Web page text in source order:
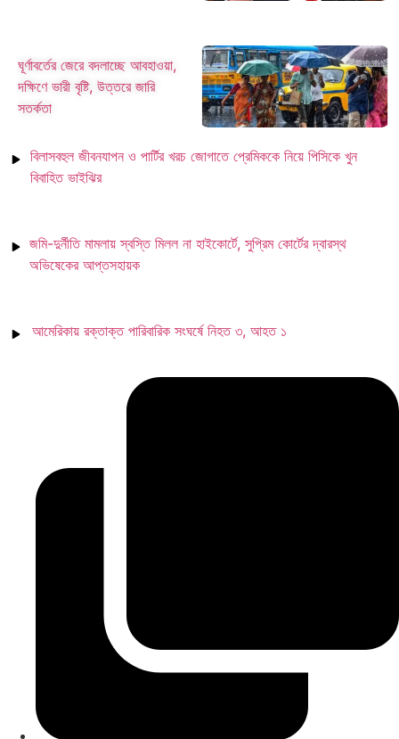
ঘূর্ণাবর্তের জেরে বদলাচ্ছে আবহাওয়া,
দক্ষিণে ভারী বৃষ্টি, উত্তরে জারি
সতর্কতা
বিলাসবহুল জীবনযাপন ও পার্টির খরচ জোগাতে প্রেমিককে নিয়ে পিসিকে খুন
বিবাহিত ভাইঝির
জমি-দুর্নীতি মামলায় স্বস্তি মিলল না হাইকোর্টে, সুপ্রিম কোর্টের দ্বারস্থ
অভিষেকের আপ্তসহায়ক
আমেরিকায় রক্তাক্ত পারিবারিক সংঘর্ষে নিহত ৩, আহত ১